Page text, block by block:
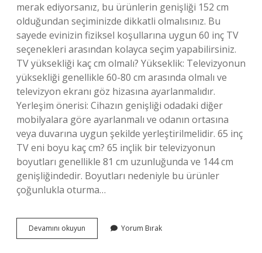
merak ediyorsanız, bu ürünlerin genişliği 152 cm
olduğundan seçiminizde dikkatli olmalısınız. Bu
sayede evinizin fiziksel koşullarına uygun 60 inç TV
seçenekleri arasından kolayca seçim yapabilirsiniz.
TV yüksekliği kaç cm olmalı? Yükseklik: Televizyonun
yüksekliği genellikle 60-80 cm arasında olmalı ve
televizyon ekranı göz hizasına ayarlanmalıdır.
Yerleşim önerisi: Cihazın genişliği odadaki diğer
mobilyalara göre ayarlanmalı ve odanın ortasına
veya duvarına uygun şekilde yerleştirilmelidir. 65 inç
TV eni boyu kaç cm? 65 inçlik bir televizyonun
boyutları genellikle 81 cm uzunluğunda ve 144 cm
genişliğindedir. Boyutları nedeniyle bu ürünler
çoğunlukla oturma…
Devamını okuyun
Inç
Yorum Bırak